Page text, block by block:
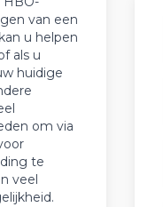
van een
u helpen
als u
huidige
om via
te
veel